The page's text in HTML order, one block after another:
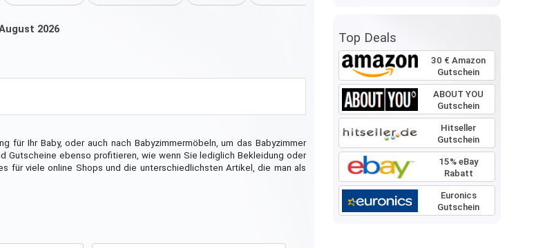
2026
Ihr Baby, oder auch nach Babyzimmermöbeln, um das Babyzimmer
Gutscheine ebenso profitieren, wie wenn Sie lediglich Bekleidung oder
für viele online Shops und die unterschiedlichsten Artikel, die man als
Top Deals
30 € Amazon
Gutschein
ABOUT YOU
Gutschein
Hitseller
Gutschein
15% eBay
Rabatt
Euronics
Gutschein